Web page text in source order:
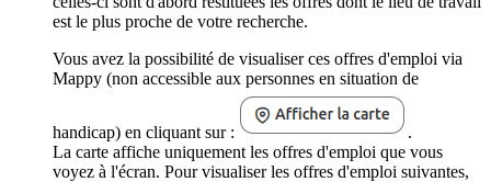
est le plus proche de votre recherche.
Vous avez la possibilité de visualiser ces offres d'emploi via
Mappy (non accessible aux personnes en situation de
handicap) en cliquant sur :
.
La carte affiche uniquement les offres d'emploi que vous
voyez à l'écran. Pour visualiser les offres d'emploi suivantes,